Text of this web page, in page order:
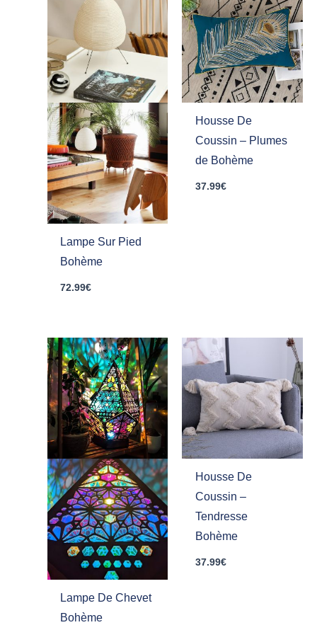
Lampe Sur Pied
Bohème
72.99€
Housse De
Coussin – Plumes
de Bohème
37.99€
Lampe De Chevet
Bohème
Housse De
Coussin –
Tendresse
Bohème
37.99€